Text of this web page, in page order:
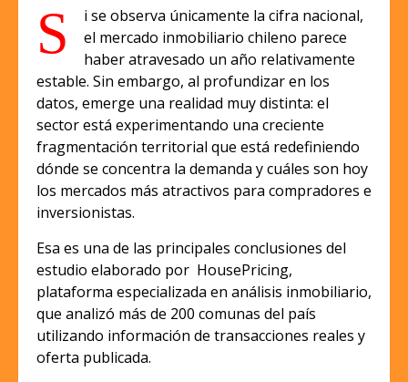
S
i se observa únicamente la cifra nacional,
el mercado inmobiliario chileno parece
haber atravesado un año relativamente
estable. Sin embargo, al profundizar en los
datos, emerge una realidad muy distinta: el
sector está experimentando una creciente
fragmentación territorial que está redefiniendo
dónde se concentra la demanda y cuáles son hoy
los mercados más atractivos para compradores e
inversionistas.
Esa es una de las principales conclusiones del
estudio elaborado por HousePricing,
plataforma especializada en análisis inmobiliario,
que analizó más de 200 comunas del país
utilizando información de transacciones reales y
oferta publicada.